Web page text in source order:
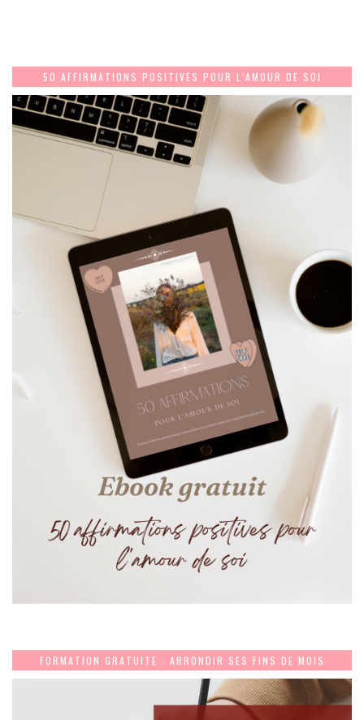
50 AFFIRMATIONS POSITIVES POUR L’AMOUR DE SOI
FORMATION GRATUITE : ARRONDIR SES FINS DE MOIS